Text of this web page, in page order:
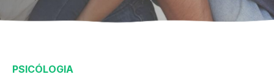
PSICÓLOGIA